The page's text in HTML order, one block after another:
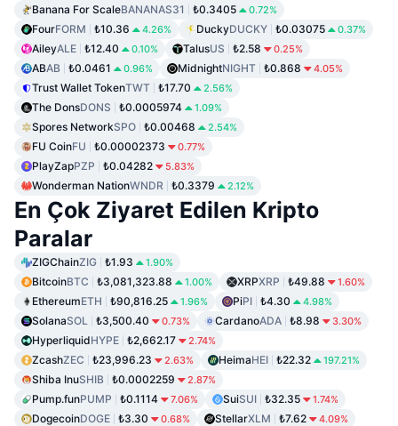
Banana For ScaleBANANAS31 ₺0.3405 0.72%
FourFORM ₺10.36 4.26% DuckyDUCKY ₺0.03075 0.37%
AileyALE ₺12.40 0.10% TalusUS ₺2.58 0.25%
ABAB ₺0.0461 0.96% MidnightNIGHT ₺0.868 4.05%
Trust Wallet TokenTWT ₺17.70 2.56%
The DonsDONS ₺0.0005974 1.09%
Spores NetworkSPO ₺0.00468 2.54%
FU CoinFU ₺0.00002373 0.77%
PlayZapPZP ₺0.04282 5.83%
Wonderman NationWNDR ₺0.3379 2.12%
En Çok Ziyaret Edilen Kripto
Paralar
ZIGChainZIG ₺1.93 1.90%
BitcoinBTC ₺3,081,323.88 1.00% XRPXRP ₺49.88 1.60%
EthereumETH ₺90,816.25 1.96% PiPI ₺4.30 4.98%
SolanaSOL ₺3,500.40 0.73% CardanoADA ₺8.98 3.30%
HyperliquidHYPE ₺2,662.17 2.74%
ZcashZEC ₺23,996.23 2.63% HeimaHEI ₺22.32 197.21%
Shiba InuSHIB ₺0.0002259 2.87%
Pump.funPUMP ₺0.1114 7.06% SuiSUI ₺32.35 1.74%
DogecoinDOGE ₺3.30 0.68% StellarXLM ₺7.62 4.09%